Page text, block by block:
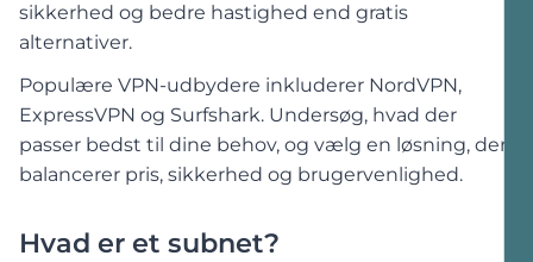
sikkerhed og bedre hastighed end gratis
alternativer.
Populære VPN-udbydere inkluderer NordVPN,
ExpressVPN og Surfshark. Undersøg, hvad der
passer bedst til dine behov, og vælg en løsning, der
balancerer pris, sikkerhed og brugervenlighed.
Hvad er et subnet?